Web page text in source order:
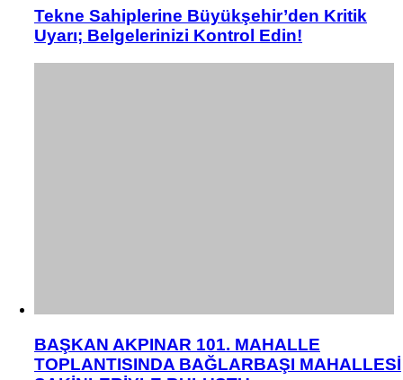
Tekne Sahiplerine Büyükşehir’den Kritik
Uyarı; Belgelerinizi Kontrol Edin!
BAŞKAN AKPINAR 101. MAHALLE
TOPLANTISINDA BAĞLARBAŞI MAHALLESİ